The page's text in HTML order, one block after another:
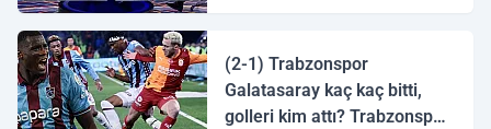
(2-1) Trabzonspor
Galatasaray kaç kaç bitti,
golleri kim attı? Trabzonspor